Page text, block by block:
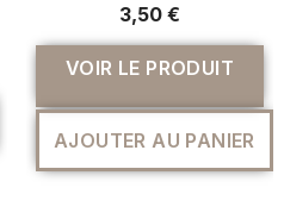
3,50 €
VOIR LE PRODUIT
AJOUTER AU PANIER